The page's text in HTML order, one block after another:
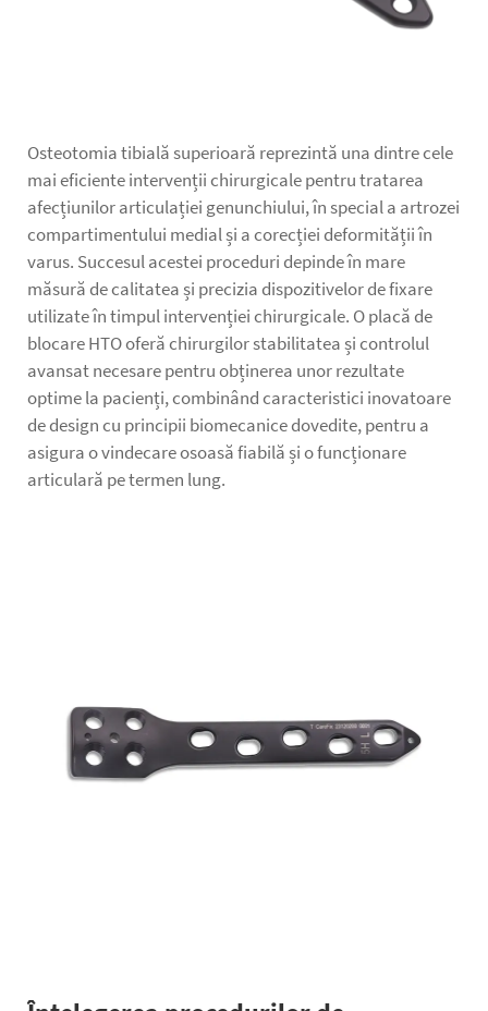
Osteotomia tibială superioară reprezintă una dintre cele
mai eficiente intervenții chirurgicale pentru tratarea
afecțiunilor articulației genunchiului, în special a artrozei
compartimentului medial și a corecției deformității în
varus. Succesul acestei proceduri depinde în mare
măsură de calitatea și precizia dispozitivelor de fixare
utilizate în timpul intervenției chirurgicale. O placă de
blocare HTO oferă chirurgilor stabilitatea și controlul
avansat necesare pentru obținerea unor rezultate
optime la pacienți, combinând caracteristici inovatoare
de design cu principii biomecanice dovedite, pentru a
asigura o vindecare osoasă fiabilă și o funcționare
articulară pe termen lung.